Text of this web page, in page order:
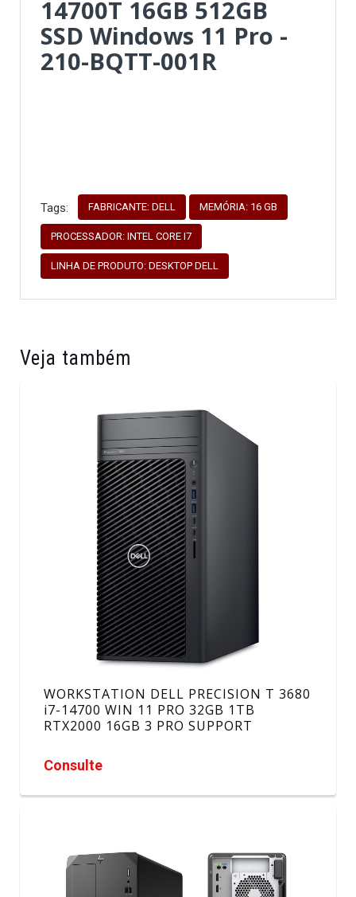
14700T 16GB 512GB
SSD Windows 11 Pro -
210-BQTT-001R
Tags: FABRICANTE: DELL MEMÓRIA: 16 GB
PROCESSADOR: INTEL CORE I7
LINHA DE PRODUTO: DESKTOP DELL
Veja também
WORKSTATION DELL PRECISION T 3680
i7-14700 WIN 11 PRO 32GB 1TB
RTX2000 16GB 3 PRO SUPPORT
Consulte